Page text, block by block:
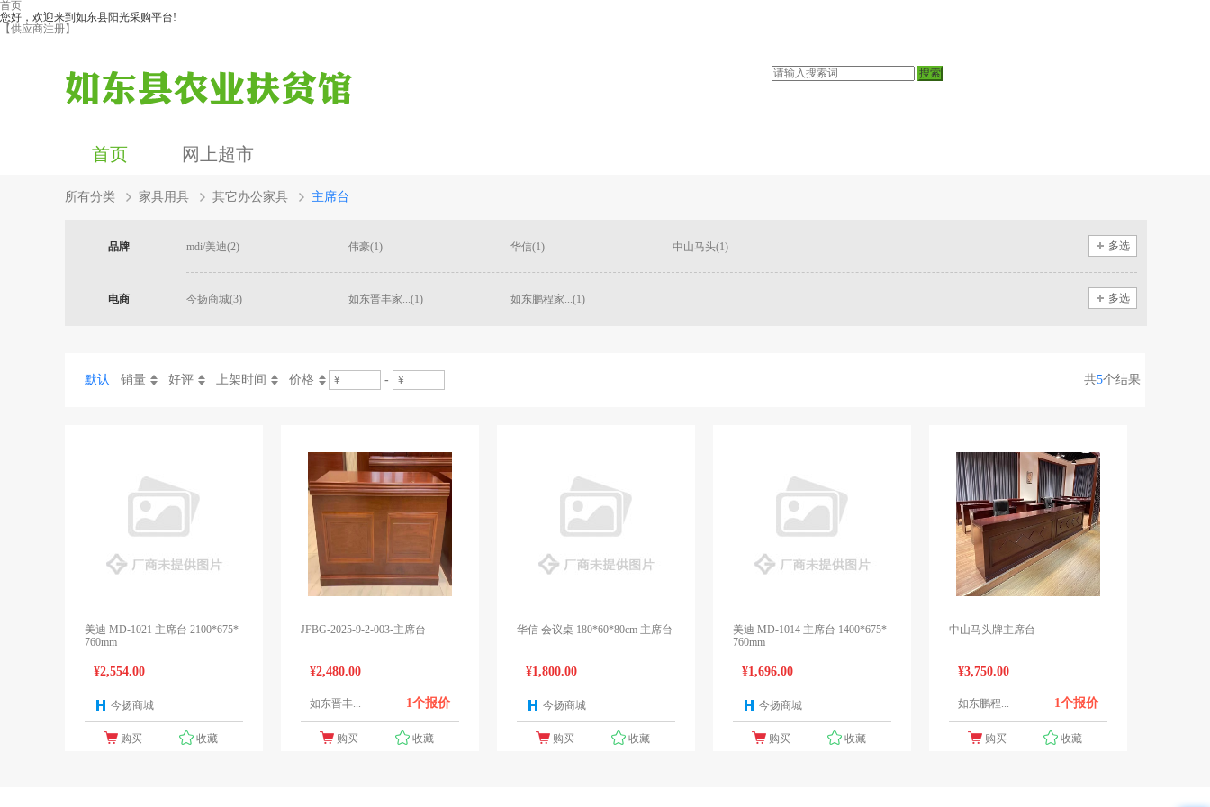
首页
您好，欢迎来到如东县阳光采购平台!
【供应商注册】
首页 网上超市
所有分类 家具用具 其它办公家具 主席台
品牌 多选
mdi/美迪(2) 伟豪(1) 华信(1) 中山马头(1)
电商 多选
今扬商城(3) 如东晋丰家...(1) 如东鹏程家...(1)
默认 销量 好评 上架时间 价格 - 共5个结果
美迪 MD-1021 主席台 2100*675*
760mm
¥2,554.00
今扬商城
购买 收藏
JFBG-2025-9-2-003-主席台
¥2,480.00
如东晋丰... 1个报价
购买 收藏
华信 会议桌 180*60*80cm 主席台
¥1,800.00
今扬商城
购买 收藏
美迪 MD-1014 主席台 1400*675*
760mm
¥1,696.00
今扬商城
购买 收藏
中山马头牌主席台
¥3,750.00
如东鹏程... 1个报价
购买 收藏